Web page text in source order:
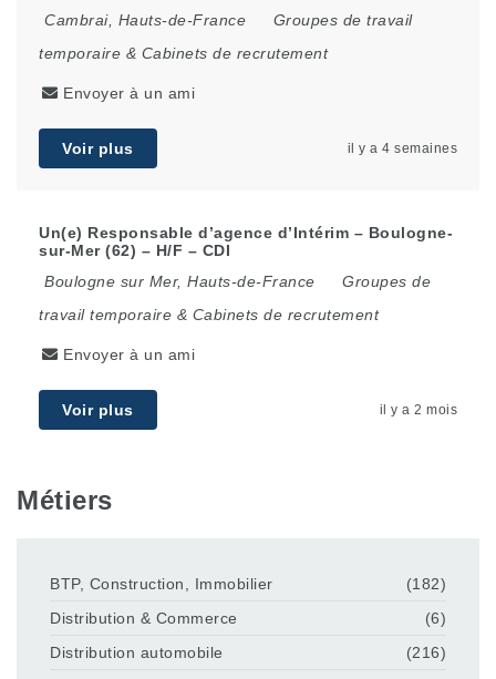
Cambrai, Hauts-de-France
Groupes de travail
temporaire & Cabinets de recrutement
Envoyer à un ami
Voir plus il y a 4 semaines
Un(e) Responsable d’agence d’Intérim – Boulogne-
sur-Mer (62) – H/F – CDI
Boulogne sur Mer, Hauts-de-France
Groupes de
travail temporaire & Cabinets de recrutement
Envoyer à un ami
Voir plus il y a 2 mois
Métiers
BTP, Construction, Immobilier
(182)
Distribution & Commerce
(6)
Distribution automobile
(216)